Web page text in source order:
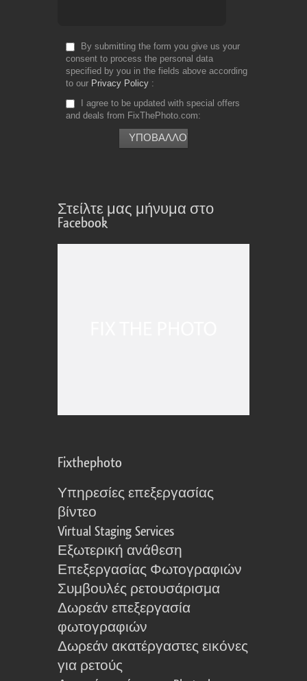
By submitting the form you give us your
consent to process the personal data
specified by you in the fields above according
to our Privacy Policy
I agree to be updated with special offers
and deals from FixThePhoto.com
Στείλτε μας μήνυμα στο
Facebook
Fixthephoto
Υπηρεσίες επεξεργασίας
βίντεο
Virtual Staging Services
Εξωτερική ανάθεση
Επεξεργασίας Φωτογραφιών
Συμβουλές ρετουσάρισμα
Δωρεάν επεξεργασία
φωτογραφιών
Δωρεάν ακατέργαστες εικόνες
για ρετούς